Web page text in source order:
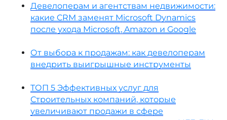
Девелоперам и агентствам недвижимости:
какие CRM заменят Microsoft Dynamics
после ухода Microsoft, Amazon и Google
От выбора к продажам: как девелоперам
внедрить выигрышные инструменты
ТОП 5 Эффективных услуг для
Строительных компаний, которые
увеличивают продажи в сфере